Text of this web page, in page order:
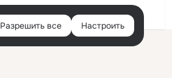
Войти
Разрешить все Настроить